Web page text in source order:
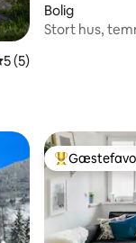
ud af 5 i
5 (5)
Bolig
Stort hus,
Bedste